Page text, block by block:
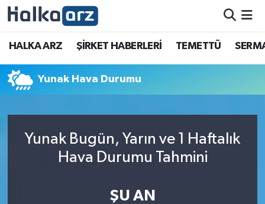
HALKA ARZ ŞİRKET HABERLERİ TEMETTÜ
Yunak Hava Durumu
Yunak Bugün, Yarın ve 1 Haftalık
Hava Durumu Tahmini
ŞU AN
HALKA ARZ
SERMAYE ARTIRIMI
TEMETTÜ
İletişim